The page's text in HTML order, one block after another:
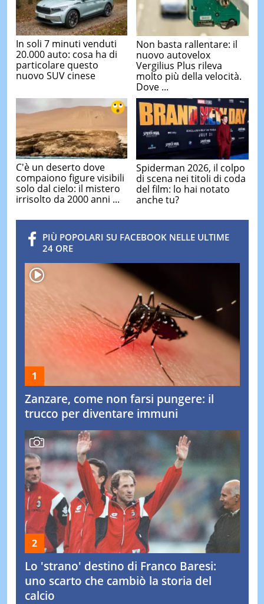
In soli 7 minuti venduti
20.000 auto: cosa ha di
particolare questo
nuovo SUV cinese
Non basta rallentare: il
nuovo autovelox
Vergilius Plus rileva
molto più della velocità.
Dove ...
C'è un deserto dove
compaiono figure visibili
solo dal cielo: il mistero
irrisolto da 2000 anni ...
Spiderman 2026, il colpo
di scena nei titoli di coda
del film: lo hai notato
anche tu?
PIÙ POPOLARI SU FACEBOOK NELLE ULTIME
24 ORE
Zanzare, come non farsi pungere: il
trucco per diventare immuni
Lo 'strano' destino di Franco Baresi:
uno scarto che cambiò la storia del
calcio